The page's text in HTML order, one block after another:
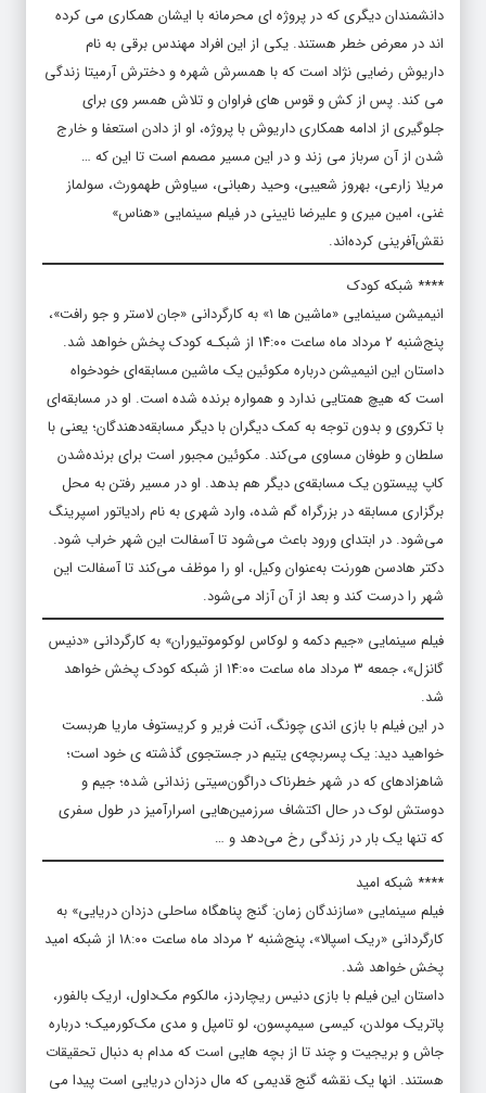
دانشمندان دیگری که در پروژه ای محرمانه با ایشان همکاری می کرده
اند در معرض خطر هستند. یکی از این افراد مهندس برقی به نام
داریوش رضایی نژاد است که با همسرش شهره و دخترش آرمیتا زندگی
می کند. پس از کش و قوس های فراوان و تلاش همسر وی برای
جلوگیری از ادامه همکاری داریوش با پروژه، او از دادن استعفا و خارج
شدن از آن سرباز می زند و در این مسیر مصمم است تا این که …
مریلا زارعی، بهروز شعیبی، وحید رهبانی، سیاوش طهمورث، سولماز
غنی، امین میری و علیرضا نایینی در فیلم سینمایی «هناس»
نقش‌آفرینی کرده‌اند.
**** شبکه کودک
انیمیشن سینمایی «ماشین ها ۱» به کارگردانی «جان لاستر و جو رافت»،
پنج‌شنبه ۲ مرداد ماه ساعت ۱۴:۰۰ از شبکـه کودک پخش خواهد شد.
داستان این انیمیشن درباره مکوئین یک ماشین مسابقه‌ای خودخواه
است که هیچ همتایی ندارد و همواره برنده شده است. او در مسابقه‌ای
با تکروی و بدون توجه به کمک دیگران با دیگر مسابقه‌دهندگان؛ یعنی با
سلطان و طوفان مساوی می‌کند. مکوئین مجبور است برای برنده‌شدن
کاپ پیستون یک مسابقه‌ی دیگر هم بدهد. او در مسیر رفتن به محل
برگزاری مسابقه در بزرگراه گم شده، وارد شهری به نام رادیاتور اسپرینگ
می‌شود. در ابتدای ورود باعث می‌شود تا آسفالت این شهر خراب شود.
دکتر هادسن هورنت به‌عنوان وکیل، او را موظف می‌کند تا آسفالت این
شهر را درست کند و بعد از آن آزاد می‌شود.
فیلم سینمایی «جیم دکمه و لوکاس لوکوموتیوران» به کارگردانی «دنیس
گانزل»، جمعه ۳ مرداد ماه ساعت ۱۴:۰۰ از شبکه کودک پخش خواهد
شد.
در این فیلم با بازی اندی چونگ، آنت فریر و کریستوف ماریا هربست
خواهید دید: یک پسربچه‌ی یتیم در جستجوی گذشته ی خود است؛
شاهزاده‎ای که در شهر خطرناک دراگون‌سیتی زندانی شده؛ جیم و
دوستش لوک در حال اکتشاف سرزمین‌هایی اسرارآمیز در طول سفری
که تنها یک بار در زندگی رخ می‌دهد و …
**** شبکه امید
فیلم سینمایی «سازندگان زمان: گنج پناهگاه ساحلی دزدان دریایی» به
کارگردانی «ریک اسپالا»، پنج‌شنبه ۲ مرداد ماه ساعت ۱۸:۰۰ از شبکه امید
پخش خواهد شد.
داستان این فیلم با بازی دنیس ریچاردز، مالکوم مک‌داول، اریک بالفور،
پاتریک مولدن، کیسی سیمپسون، لو تامپل و مدی مک‌کورمیک؛ درباره
جاش و بریجیت و چند تا از بچه هایی است که مدام به دنبال تحقیقات
هستند. انها یک نقشه گنج قدیمی که مال دزدان دریایی است پیدا می